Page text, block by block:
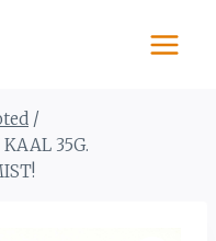
/
35G.